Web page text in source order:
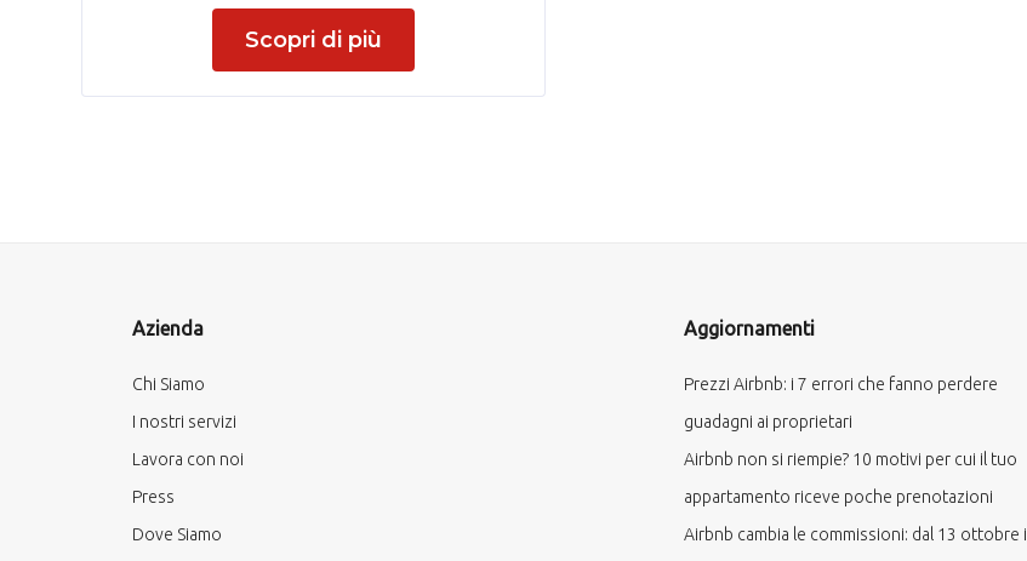
Scopri di più
Azienda
Chi Siamo
I nostri servizi
Lavora con noi
Press
Dove Siamo
Aggiornamenti
Prezzi Airbnb: i 7 errori che fanno perdere
guadagni ai proprietari
Airbnb non si riempie? 10 motivi per cui il tuo
appartamento riceve poche prenotazioni
Airbnb cambia le commissioni: dal 13 ottobre il